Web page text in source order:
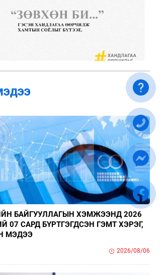
БАЙГУУЛЛАГЫН ХЭМЖЭЭНД 2026
07 САРД БҮРТГЭГДСЭН ГЭМТ ХЭРЭГ,
МЭДЭЭ
2026/08/06